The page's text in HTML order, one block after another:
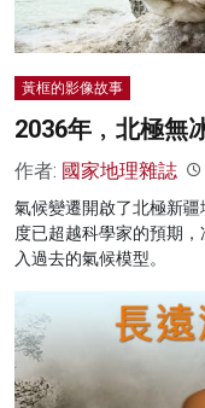
黃框的影像故事
2036年﹐北極無
作者: 國家地理雜誌
氣候變遷開啟了北極新
度已超越科學家的預期
入過去的氣候模型。